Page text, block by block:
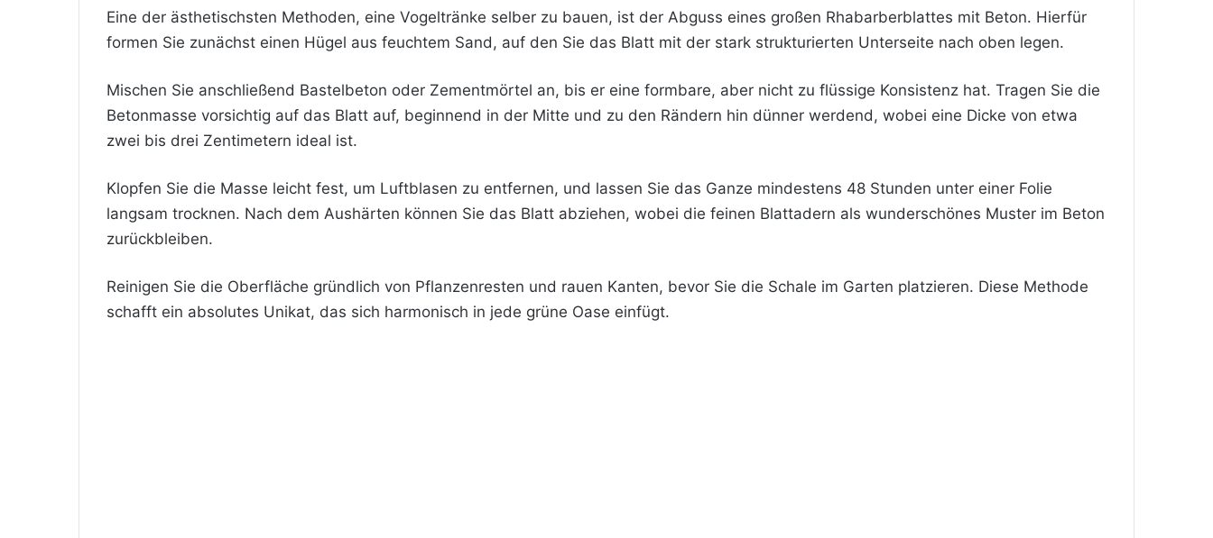
Eine der ästhetischsten Methoden, eine Vogeltränke selber zu bauen, ist der Abguss eines großen Rhabarberblattes mit Beton. Hierfür
formen Sie zunächst einen Hügel aus feuchtem Sand, auf den Sie das Blatt mit der stark strukturierten Unterseite nach oben legen.
Mischen Sie anschließend Bastelbeton oder Zementmörtel an, bis er eine formbare, aber nicht zu flüssige Konsistenz hat. Tragen Sie die
Betonmasse vorsichtig auf das Blatt auf, beginnend in der Mitte und zu den Rändern hin dünner werdend, wobei eine Dicke von etwa
zwei bis drei Zentimetern ideal ist.
Klopfen Sie die Masse leicht fest, um Luftblasen zu entfernen, und lassen Sie das Ganze mindestens 48 Stunden unter einer Folie
langsam trocknen. Nach dem Aushärten können Sie das Blatt abziehen, wobei die feinen Blattadern als wunderschönes Muster im Beton
zurückbleiben.
Reinigen Sie die Oberfläche gründlich von Pflanzenresten und rauen Kanten, bevor Sie die Schale im Garten platzieren. Diese Methode
schafft ein absolutes Unikat, das sich harmonisch in jede grüne Oase einfügt.